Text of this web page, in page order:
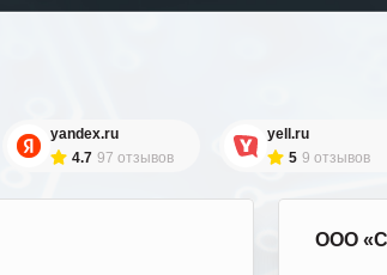
yandex.ru
4.7 97 отзывов
yell.ru
5 9 отзывов
ООО